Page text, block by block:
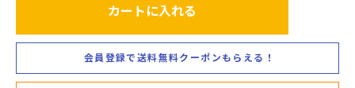
カートに入れる
会員登録で送料無料クーポンもらえる！